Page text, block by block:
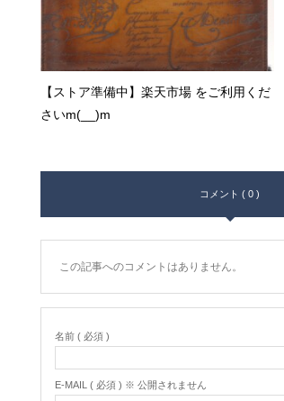
【ストア準備中】楽天市場 をご利用くだ
さいm(__)m
コメント ( 0 )
この記事へのコメントはありません。
名前 ( 必須 )
E-MAIL ( 必須 ) ※ 公開されません